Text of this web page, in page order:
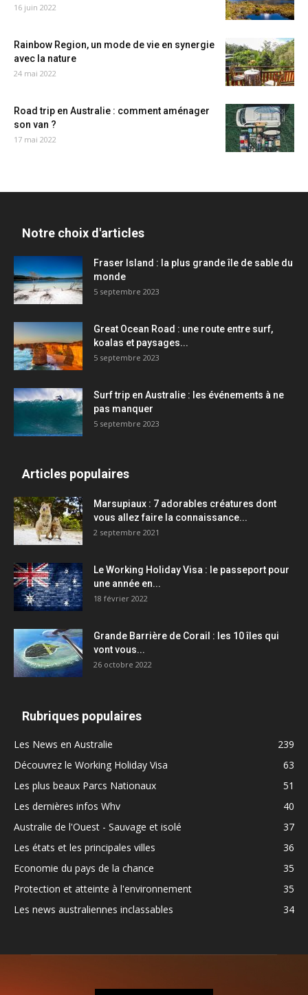
16 juin 2022
Rainbow Region, un mode de vie en synergie
avec la nature
24 mai 2022
Road trip en Australie : comment aménager
son van ?
17 mai 2022
Notre choix d'articles
Fraser Island : la plus grande île de sable du
monde
5 septembre 2023
Great Ocean Road : une route entre surf,
koalas et paysages...
5 septembre 2023
Surf trip en Australie : les événements à ne
pas manquer
5 septembre 2023
Articles populaires
Marsupiaux : 7 adorables créatures dont
vous allez faire la connaissance...
2 septembre 2021
Le Working Holiday Visa : le passeport pour
une année en...
18 février 2022
Grande Barrière de Corail : les 10 îles qui
vont vous...
26 octobre 2022
Rubriques populaires
Les News en Australie
239
Découvrez le Working Holiday Visa
63
Les plus beaux Parcs Nationaux
51
Les dernières infos Whv
40
Australie de l'Ouest - Sauvage et isolé
37
Les états et les principales villes
36
Economie du pays de la chance
35
Protection et atteinte à l'environnement
35
Les news australiennes inclassables
34